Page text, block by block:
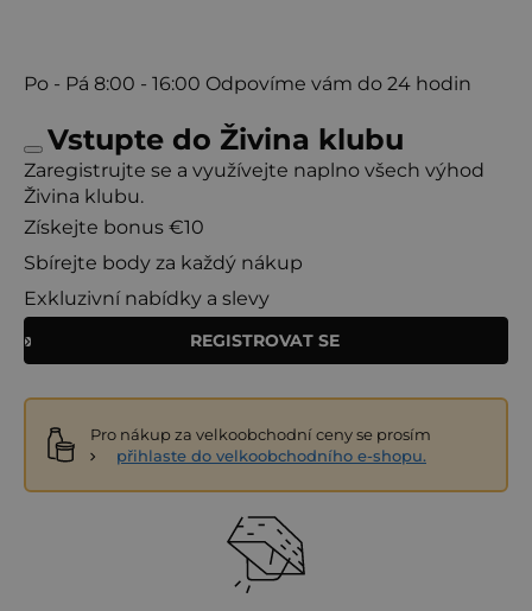
Po - Pá 8:00 - 16:00 Odpovíme vám do 24 hodin
Vstupte do Živina klubu
Zaregistrujte se a využívejte naplno všech výhod
Živina klubu.
Získejte bonus €10
Sbírejte body za každý nákup
Exkluzivní nabídky a slevy
REGISTROVAT SE
Pro nákup za velkoobchodní ceny se prosím
přihlaste do velkoobchodního e-shopu.